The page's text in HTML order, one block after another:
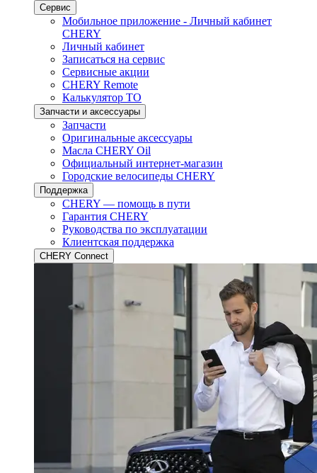
Сервис
Мобильное приложение - Личный кабинет
CHERY
Личный кабинет
Записаться на сервис
Сервисные акции
CHERY Remote
Калькулятор ТО
Запчасти и аксессуары
Запчасти
Оригинальные аксессуары
Масла CHERY Oil
Официальный интернет-магазин
Городские велосипеды CHERY
Поддержка
CHERY — помощь в пути
Гарантия CHERY
Руководства по эксплуатации
Клиентская поддержка
CHERY Connect